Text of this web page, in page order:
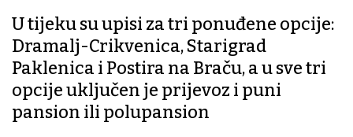
U tijeku su upisi za tri ponuđene opcije:
Dramalj-Crikvenica, Starigrad
Paklenica i Postira na Braču, a u sve tri
opcije uključen je prijevoz i puni
pansion ili polupansion